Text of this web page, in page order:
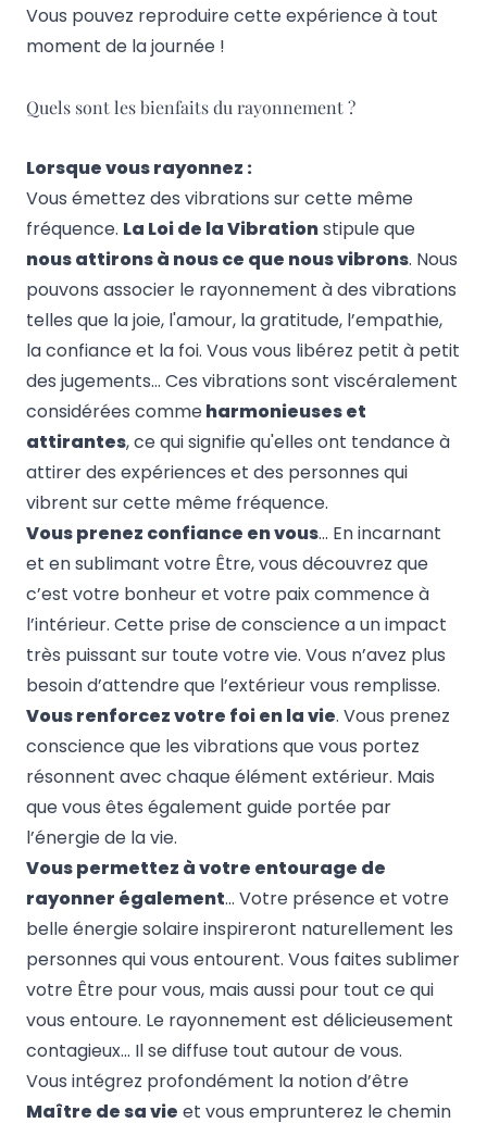
Vous pouvez reproduire cette expérience à tout
moment de la journée !
Quels sont les bienfaits du rayonnement ?
Lorsque vous rayonnez :
Vous émettez des vibrations sur cette même
fréquence. La Loi de la Vibrationstipule que
nous attirons à nous ce que nous vibrons. Nous
pouvons associer le rayonnement à des vibrations
telles que la joie, l'amour, la gratitude, l’empathie,
la confiance et la foi. Vous vous libérez petit à petit
des jugements… Ces vibrations sont viscéralement
considérées commeharmonieuses et
attirantes, ce qui signifie qu'elles ont tendance à
attirer des expériences et des personnes qui
vibrent sur cette même fréquence.
Vous prenez confiance en vous… En incarnant
et en sublimant votre Être, vous découvrez que
c’est votre bonheur et votre paix commence à
l’intérieur. Cette prise de conscience a un impact
très puissant sur toute votre vie. Vous n’avez plus
besoin d’attendre que l’extérieur vous remplisse.
Vous renforcez votre foi en la vie. Vous prenez
conscience que les vibrations que vous portez
résonnent avec chaque élément extérieur. Mais
que vous êtes également guide portée par
l’énergie de la vie.
Vous permettez à votre entourage de
rayonner également… Votre présence et votre
belle énergie solaire inspireront naturellement les
personnes qui vous entourent. Vous faites sublimer
votre Être pour vous, mais aussi pour tout ce qui
vous entoure. Le rayonnement est délicieusement
contagieux… Il se diffuse tout autour de vous.
Vous intégrez profondément la notion d’être
Maître de sa vie et vous emprunterez le chemin